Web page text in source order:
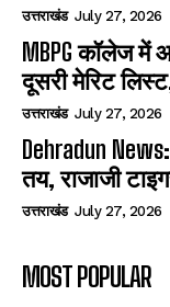
उत्तराखंड July 27, 2026
MBPG कॉलेज में
दूसरी मेरिट
उत्तराखंड July 27, 2026
Dehradun
तय, राजाजी
उत्तराखंड July 27, 2026
MOST POPULAR